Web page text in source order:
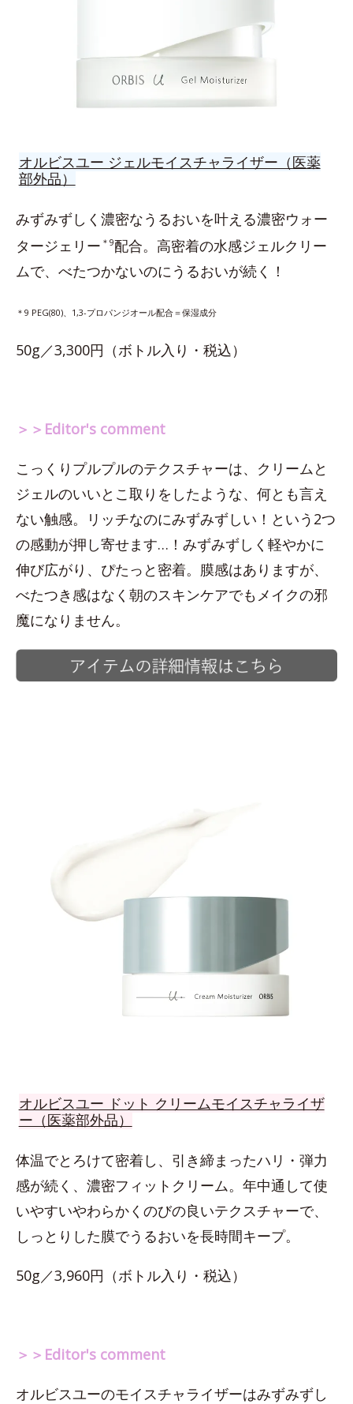
オルビスユー ジェルモイスチャライザー（医薬
部外品）
みずみずしく濃密なうるおいを叶える濃密ウォー
タージェリー ＊9配合。高密着の水感ジェルクリー
ムで、べたつかないのにうるおいが続く！
＊9 PEG(80)、1,3-プロパンジオール配合＝保湿成分
50g／3,300円（ボトル入り・税込）
＞＞Editor's comment
こっくりプルプルのテクスチャーは、クリームと
ジェルのいいとこ取りをしたような、何とも言え
ない触感。リッチなのにみずみずしい！という2つ
の感動が押し寄せます…！みずみずしく軽やかに
伸び広がり、ぴたっと密着。膜感はありますが、
べたつき感はなく朝のスキンケアでもメイクの邪
魔になりません。
オルビスユー ドット クリームモイスチャライザ
ー（医薬部外品）
体温でとろけて密着し、引き締まったハリ・弾力
感が続く、濃密フィットクリーム。年中通して使
いやすいやわらかくのびの良いテクスチャーで、
しっとりした膜でうるおいを長時間キープ。
50g／3,960円（ボトル入り・税込）
＞＞Editor's comment
オルビスユーのモイスチャライザーはみずみずし